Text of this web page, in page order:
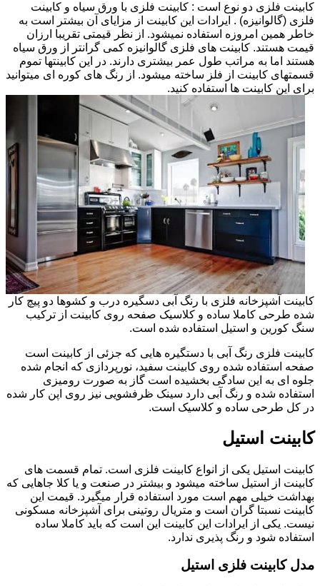
کابینت فلزی دو نوع است : کابینت فلزی با ورق سیاه و کابینت
فلزی (گالوانیزه) . ایرادات این کابینت از مزایای آن بیشتر است به
خاطر همین امروزه استفاده نمیشود. از نظر قیمتی تقریبا ارزان
قیمت هستند. کابینت های فلزی گالوانیزه کمی گرانتر از ورق سیاه
هستند اما به مراتب طول عمر بیشتری دارند. در این کابینتها تموم
قسمتهای کابینت از فلز ساخته میشود. از رنگ های کوره ای میتوانید
برای این کابینت ها استفاده کنید.
کابینت آشپزخانه فلزی با رنگ آبی دسگیره درب و کشوها دو پیچ کار
شده طرحی کاملا ساده و کلاسیک صفحه روی کابینت از ترکیب
سنگ کورین و استیل استفاده شده است.
کابینت فلزی رنگ آبی با دستگیره هایی که جزئی از کابینت است
صفحه استفاده شده روی کابینت سفید، نورپردازی که انجام شده
جلوه ای به این سادگی بخشیده است گاز به صورت رومیزی
استفاده شده و رنگ آبی دارد سینک ظرفشویی نیز روی اپن کار شده
در کل طرحی ساده و کلاسیک است.
کابینت استیل
کابینت استیل یکی از انواع کابینت فلزی است. تمام قسمت های
کابینت از استیل ساخته میشود و بیشتر در صنعت و یا کلا جاهایی که
بهداشت خیلی مهم است مورد استفاده قرار میگیرد. قیمت این
کابینت نسبتا گران است و متریال روتینی برای آشپزخانه مسکونی
نیست. یکی از ایرادات این کابینت این است که باید کاملا ساده
استفاده شود و رنگ پذیری ندارد.
مدل کابینت فلزی استیل